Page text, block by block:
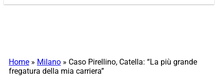
Home » Milano » Caso Pirellino, Catella: “La più grande
fregatura della mia carriera”